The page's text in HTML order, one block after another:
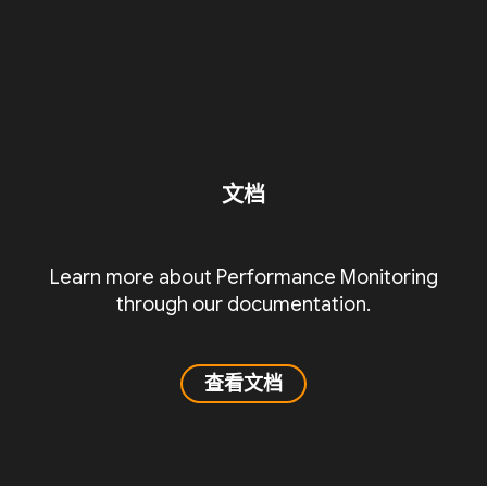
文档
Learn more about Performance Monitoring
through our documentation.
查看文档